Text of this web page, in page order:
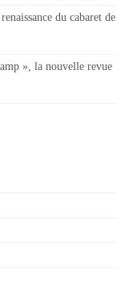
du cabaret de
», la nouvelle revue